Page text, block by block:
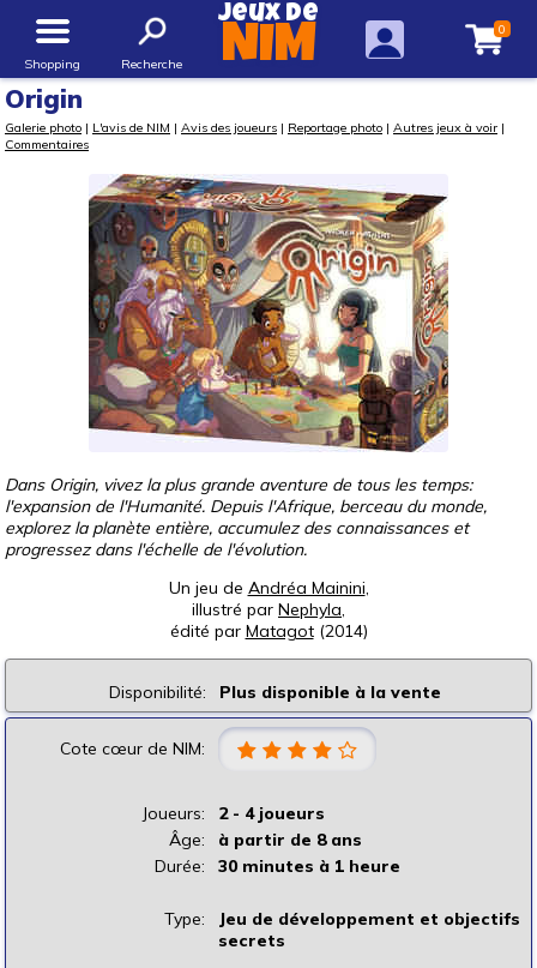
Shopping Recherche
Jeux de
NIM 0
Origin
Galerie photo | L'avis de NIM | Avis des joueurs | Reportage photo | Autres jeux à voir |
Commentaires
Dans Origin, vivez la plus grande aventure de tous les temps:
l'expansion de l'Humanité. Depuis l'Afrique, berceau du monde,
explorez la planète entière, accumulez des connaissances et
progressez dans l'échelle de l'évolution.
Un jeu de Andréa Mainini,
illustré par Nephyla,
édité par Matagot(2014)
Disponibilité: Plus disponible à la vente
Cote cœur de NIM:
Joueurs:
2 - 4 joueurs
Âge:
à partir de 8 ans
Durée:
30 minutes à 1 heure
Type:
Jeu de développement et objectifs
secrets